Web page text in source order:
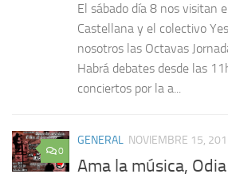
El sábado día 8 nos visitan
Castellana y el colectivo
nosotros las Octavas
Habrá debates desde las
conciertos por la a...
0
GENERAL NOVIEMBRE 15,
Ama la música,